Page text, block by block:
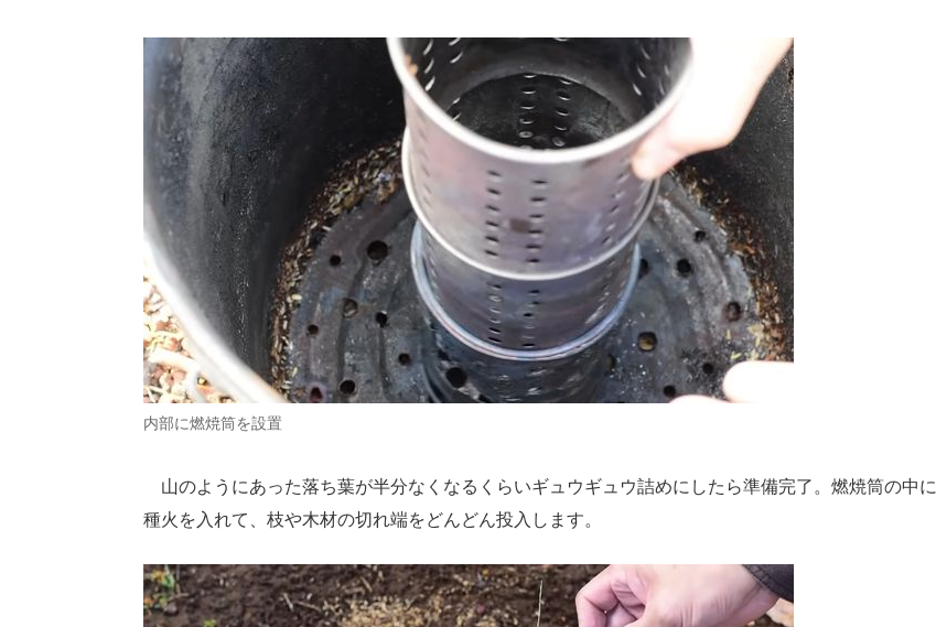
内部に燃焼筒を設置
山のようにあった落ち葉が半分なくなるくらいギュウギュウ詰めにしたら準備完了。燃焼筒の中に
種火を入れて、枝や木材の切れ端をどんどん投入します。